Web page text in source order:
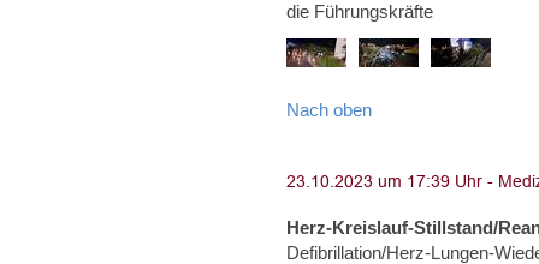
die Führungskräfte
Nach oben
Herz-Kreislauf-Stillstand/
Defibrillation/Herz-Lungen-